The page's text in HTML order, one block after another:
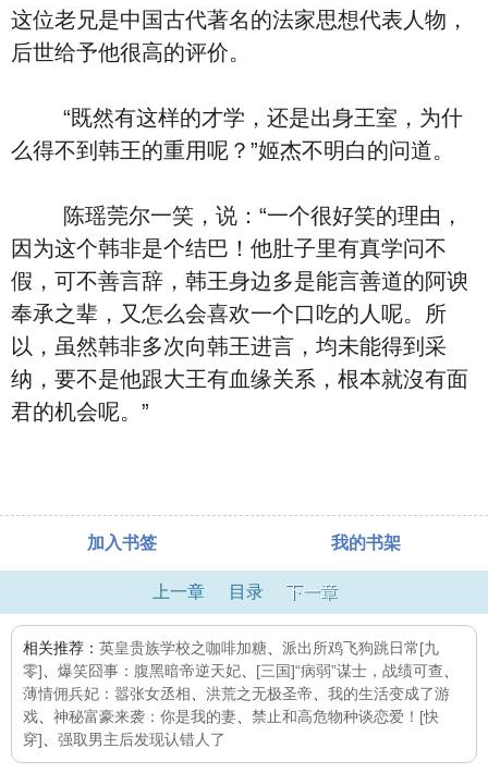
这位老兄是中国古代著名的法家思想代表人物，
后世给予他很高的评价。
“既然有这样的才学，还是出身王室，为什
么得不到韩王的重用呢？”姬杰不明白的问道。
陈瑶莞尔一笑，说：“一个很好笑的理由，
因为这个韩非是个结巴！他肚子里有真学问不
假，可不善言辞，韩王身边多是能言善道的阿谀
奉承之辈，又怎么会喜欢一个口吃的人呢。所
以，虽然韩非多次向韩王进言，均未能得到采
纳，要不是他跟大王有血缘关系，根本就沒有面
君的机会呢。”
加入书签 我的书架
上一章 目录 下一章
相关推荐： 英皇贵族学校之咖啡加糖
派出所鸡飞狗跳日常[九
零]
爆笑囧事：腹黑暗帝逆天妃 [三国]“病弱”谋士，战绩可查
薄情佣兵妃：嚣张女丞相
洪荒之无极圣帝
我的生活变成了游
戏
神秘富豪来袭：你是我的妻
禁止和高危物种谈恋爱！[快
穿]
强取男主后发现认错人了